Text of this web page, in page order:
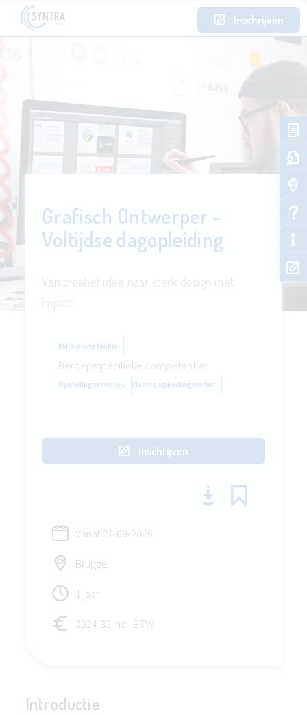
Inschrijven
Grafisch Ontwerper -
Voltijdse dagopleiding
KMO-portefeuille
Beroepsspecifieke competenties
Opleidingscheques Vlaams opleidingsverlof
Inschrijven
Vanaf 21-09-2026
Brugge
1 jaar
2024,33 incl. BTW
Introductie